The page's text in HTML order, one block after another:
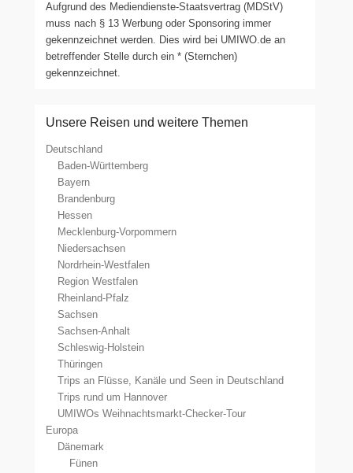
Aufgrund des Mediendienste-Staatsvertrag (MDStV)
muss nach § 13 Werbung oder Sponsoring immer
gekennzeichnet werden. Dies wird bei UMIWO.de an
betreffender Stelle durch ein * (Sternchen)
gekennzeichnet.
Unsere Reisen und weitere Themen
Deutschland
Baden-Württemberg
Bayern
Brandenburg
Hessen
Mecklenburg-Vorpommern
Niedersachsen
Nordrhein-Westfalen
Region Westfalen
Rheinland-Pfalz
Sachsen
Sachsen-Anhalt
Schleswig-Holstein
Thüringen
Trips an Flüsse, Kanäle und Seen in Deutschland
Trips rund um Hannover
UMIWOs Weihnachtsmarkt-Checker-Tour
Europa
Dänemark
Fünen